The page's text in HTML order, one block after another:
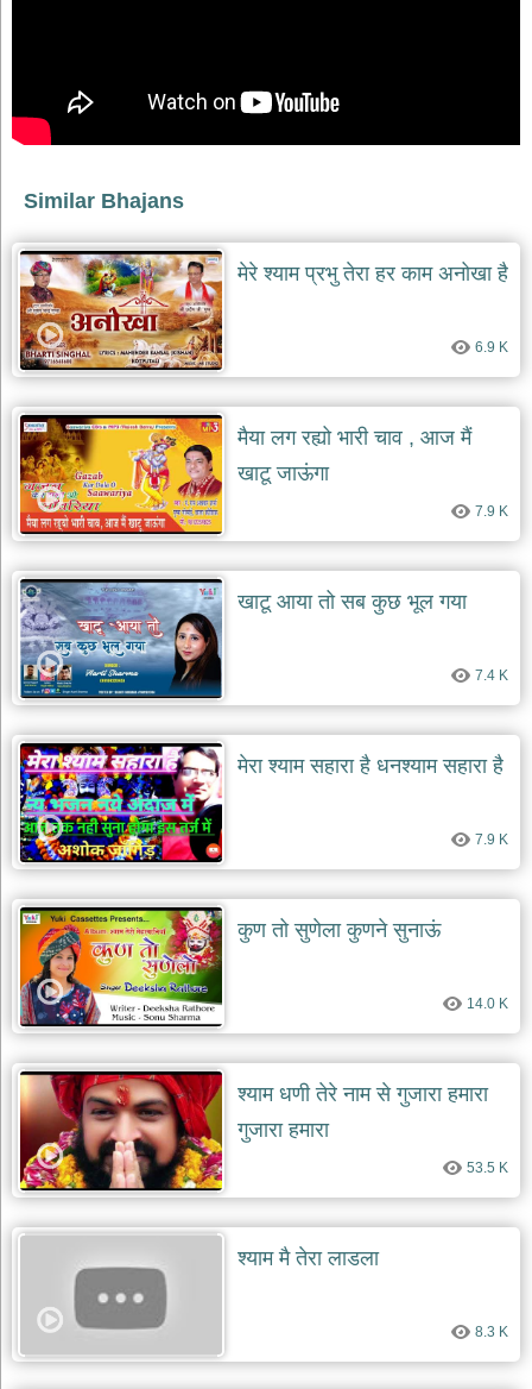
भजन
gurudev
bhajans
भजन
bhajans
विष्णु
भजन
vishnu
bhajans
बालक
नाथ
भजन
baba
balak
nath
bhajans
देश
भक्ति
भजन
patriotic
bhajans
खाटू
श्याम
भजन
khatu
shaym
bhajans
रानी
सती
दादी
भजन
rani
sati
dadi
bhajans
बावा
दयाल
भजन
bawa
dayal
bhajans
देव
bhajans
Similar Bhajans
मेरे श्याम प्रभु तेरा हर काम अनोखा है
6.9 K
मैया लग रह्यो भारी चाव , आज मैं
खाटू जाऊंगा
7.9 K
खाटू आया तो सब कुछ भूल गया
7.4 K
मेरा श्याम सहारा है धनश्याम सहारा है
7.9 K
कुण तो सुणेला कुणने सुनाऊं
14.0 K
श्याम धणी तेरे नाम से गुजारा हमारा
गुजारा हमारा
53.5 K
श्याम मै तेरा लाडला
8.3 K